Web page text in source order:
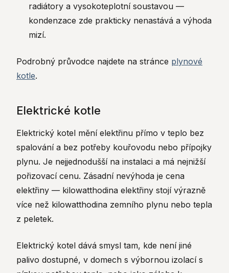
radiátory a vysokoteplotní soustavou —
kondenzace zde prakticky nenastává a výhoda
mizí.
Podrobný průvodce najdete na stránce plynové
kotle.
Elektrické kotle
Elektrický kotel mění elektřinu přímo v teplo bez
spalování a bez potřeby kouřovodu nebo přípojky
plynu. Je nejjednodušší na instalaci a má nejnižší
pořizovací cenu. Zásadní nevýhoda je cena
elektřiny — kilowatthodina elektřiny stojí výrazně
více než kilowatthodina zemního plynu nebo tepla
z peletek.
Elektrický kotel dává smysl tam, kde není jiné
palivo dostupné, v domech s výbornou izolací s